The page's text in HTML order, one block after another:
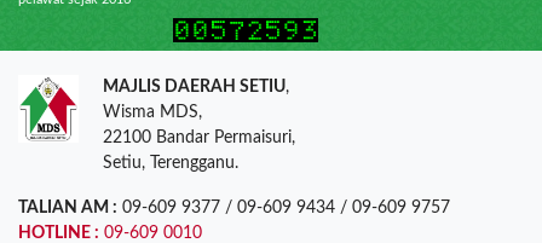
MAJLIS DAERAH SETIU,
Wisma MDS,
22100 Bandar Permaisuri,
Setiu, Terengganu.
TALIAN AM : 09-609 9377 / 09-609 9434 / 09-609 9757
HOTLINE : 09-609 0010